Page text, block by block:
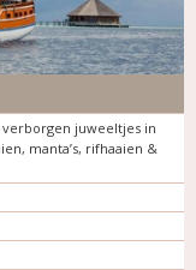
juweeltjes in
manta’s, rifhaaien &